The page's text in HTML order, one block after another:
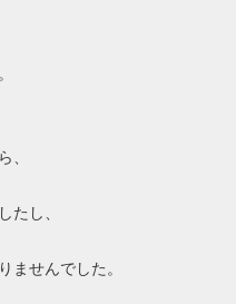
、
たし、
ませんでした。